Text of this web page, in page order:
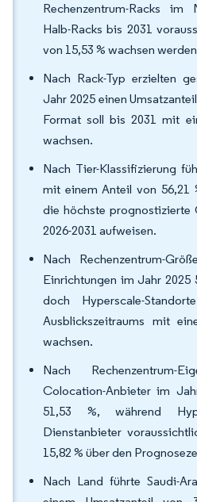
Rechenzentrum-Racks im
Halb-Racks bis 2031
von 15,53 % wachsen
Nach Rack-Typ erzielten
Jahr 2025 einen
Format soll bis 2031 mit
wachsen.
Nach Tier-Klassifizierung
mit einem Anteil von 56,21
die höchste prognostizierte
2026-2031 aufweisen.
Nach Rechenzentrum-
Einrichtungen im Jahr 2025
doch Hyperscale-
Ausblickszeitraums mit
wachsen.
Nach Rechenzentrum-
Colocation-Anbieter im
51,53 %, während
Dienstanbieter
15,82 % über den
Nach Land führte Saudi-